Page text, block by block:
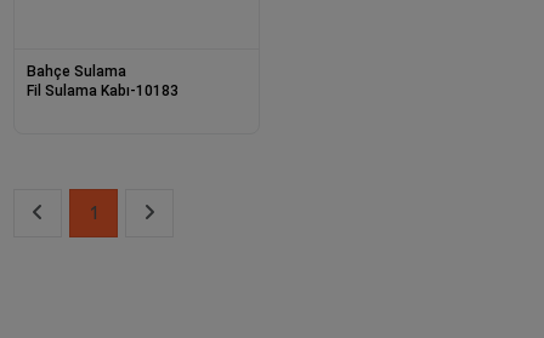
Bahçe Sulama
Fil Sulama Kabı-10183
1